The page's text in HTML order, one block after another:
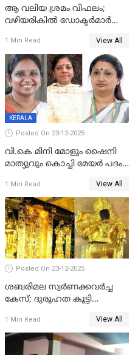
ആ വലിയ ശ്രമം വിഫലം;
വഴിയരികില്‍ ‌ഡോക്ടര്‍മാര്‍
മരണത്തിന് കീഴടങ്ങി
1 Min Read View All
KERALA
Posted On 23-12-2025
വി.കെ മിനി മോളും ഷൈനി
മാത്യുവും കൊച്ചി മേയർ പദം
മേയറാകില്ല
1 Min Read View All
Posted On 23-12-2025
ശബരിമല സ്വര്‍ണക്കവര്‍ച്ച
കേസ്; ദുരൂഹത കൂട്ടി
1 Min Read View All